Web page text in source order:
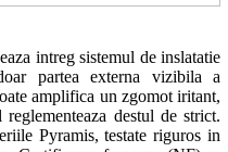
intreg sistemul de inslatatie
partea externa vizibila a
amplifica un zgomot iritant,
destul de strict.
Pyramis, testate riguros in